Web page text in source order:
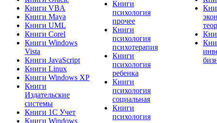
Книги VBA
Книги Maya
Книги UML
Книги Corel
Книги Windows
Vista
Книги JavaScript
Книги Linux
Книги Windows XP
Книги
Издательские
системы
Книги 1C Учет
Книги Windows
Книги
психология
прочее
Книги
психология
психотерапия
Книги
психология
ребенка
Книги
психология
социальная
Книги
психология